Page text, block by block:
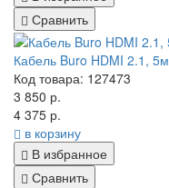
Сравнить
Кабель Buro HDMI 2.1, 5м
Код товара: 127473
3 850 р.
4 375 р.
в корзину
В избранное
Сравнить